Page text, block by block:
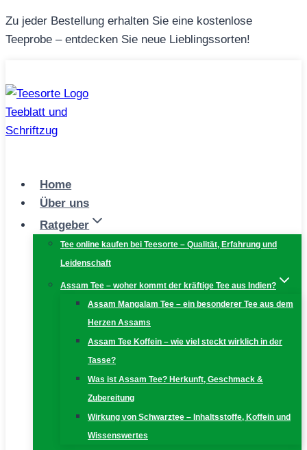
Zum
Inhalt
Zu jeder Bestellung erhalten Sie eine kostenlose
Teeprobe – entdecken Sie neue Lieblingssorten!
Home
Über uns
Ratgeber
Tee online kaufen bei Teesorte – Qualität, Erfahrung und
Leidenschaft
Assam Tee – woher kommt der kräftige Tee aus Indien?
Assam Mangalam Tee – ein besonderer Tee aus dem
Herzen Assams
Assam Tee Koffein – wie viel steckt wirklich in der
Tasse?
Was ist Assam Tee? Herkunft, Geschmack &
Zubereitung
Wirkung von Schwarztee – Inhaltsstoffe, Koffein und
Wissenswertes